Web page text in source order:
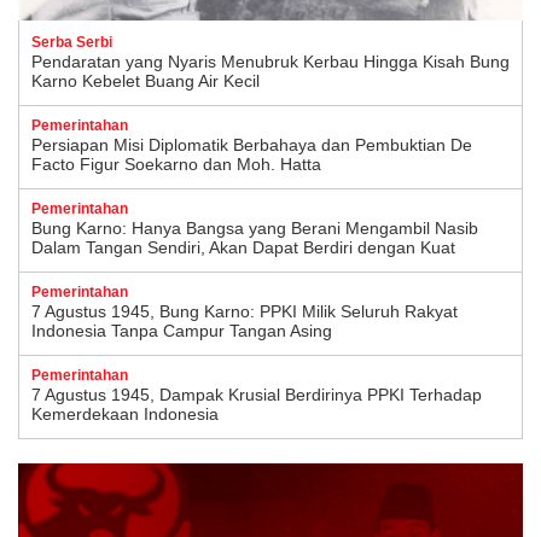
Serba Serbi
Pendaratan yang Nyaris Menubruk Kerbau Hingga Kisah Bung
Karno Kebelet Buang Air Kecil
Pemerintahan
Persiapan Misi Diplomatik Berbahaya dan Pembuktian De
Facto Figur Soekarno dan Moh. Hatta
Pemerintahan
Bung Karno: Hanya Bangsa yang Berani Mengambil Nasib
Dalam Tangan Sendiri, Akan Dapat Berdiri dengan Kuat
Pemerintahan
7 Agustus 1945, Bung Karno: PPKI Milik Seluruh Rakyat
Indonesia Tanpa Campur Tangan Asing
Pemerintahan
7 Agustus 1945, Dampak Krusial Berdirinya PPKI Terhadap
Kemerdekaan Indonesia